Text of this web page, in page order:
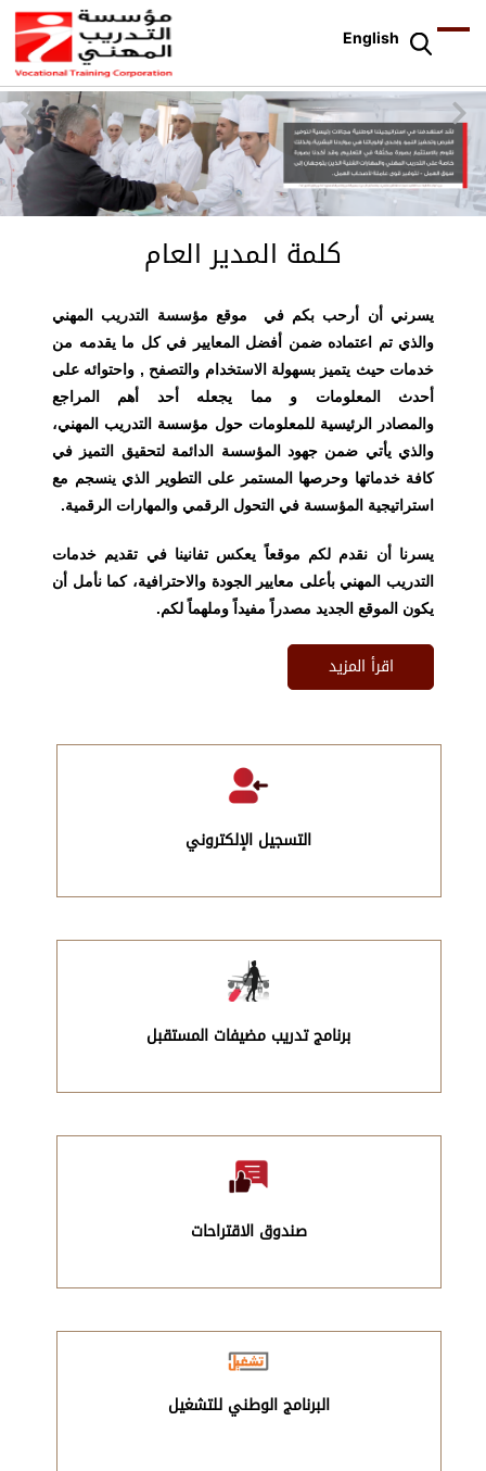
English
كلمة المدير العام
يسر ني أن أرحب بكم في موقع مؤسسة التدريب المهني
والذي تم اعتماده ضمن أفضل المعايير في كل ما يقدمه من
خدمات حيث يتميز بسهولة الاستخدام والتصفح , واحتوائه على
أحدث المعلومات و مما يجعله أحد أهم المراجع
والمصادر الرئيسية للمعلومات حول مؤسسة التدريب المهني،
والذي يأتي ضمن جهود المؤسسة الدائمة لتحقيق التميز في
كافة خدماتها وحرصها المستمر على التطوير الذي ينسجم مع
استراتيجية المؤسسة في التحول الرقمي والمهارات الرقمية.
يسرنا أن نقدم لكم موقعاً يعكس تفانينا في تقديم خدمات
التدريب المهني بأعلى معايير الجودة والاحترافية، كما نأمل أن
يكون الموقع الجديد مصدراً مفيداً وملهماً لكم.
اقرأ المزيد
التسجيل الإلكتروني
برنامج تدريب مضيفات المستقبل
صندوق الاقتراحات
البرنامج الوطني للتشغيل